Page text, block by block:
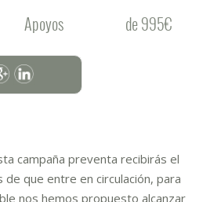
Apoyos de 995€
campaña preventa recibirás el
de que entre en circulación, para
nos hemos propuesto alcanzar